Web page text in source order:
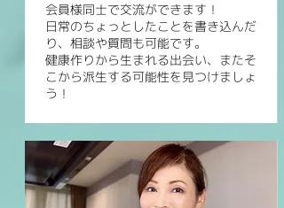
会員様同士で交流ができます！
日常のちょっとしたことを書き込んだ
り、相談や質問も可能です。
健康作りから生まれる出会い、またそ
こから派生する可能性を見つけましょ
う！